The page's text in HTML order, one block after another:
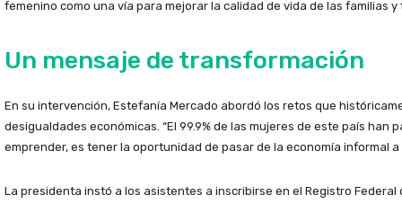
femenino como una vía para mejorar la calidad de vida de las familias
Un mensaje de transformación
En su intervención, Estefanía Mercado abordó los retos que
desigualdades económicas. “El 99.9% de las mujeres de este país
emprender, es tener la oportunidad de pasar de la economía informal a
La presidenta instó a los asistentes a inscribirse en el Registro